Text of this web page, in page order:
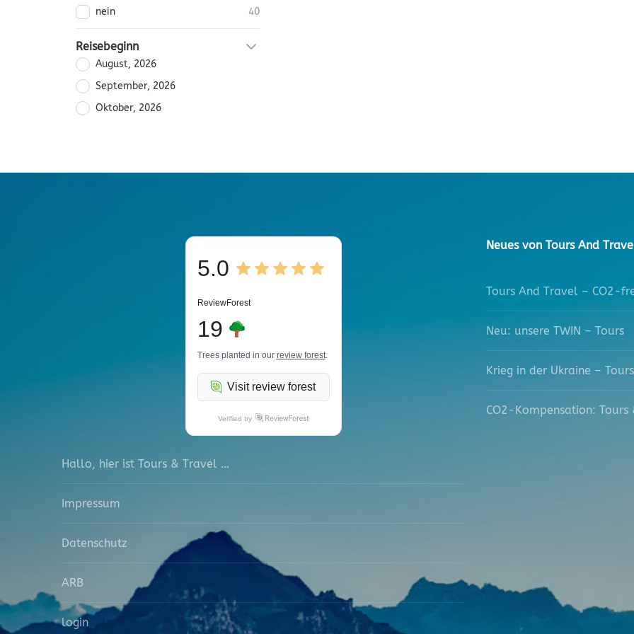
nein 40
Reisebeginn
August, 2026
September, 2026
Oktober, 2026
5.0
ReviewForest
19
Trees planted in our review forest.
Visit review forest
Verified by
Hallo, hier ist Tours & Travel …
Impressum
Datenschutz
ARB
login
Neues von Tours And
Tours And Travel – CO2-
Neu: unsere TWIN – Tours
Krieg in der Ukraine –
CO2-Kompensation: